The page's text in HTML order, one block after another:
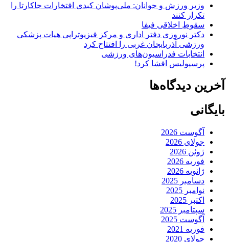
وزیر ورزش و جوانان: ملی‌پوشان کبدی افتخارات جاکارتا را
تکرار کنند
سقوطِ اخلاقی فیفا
دکتر نوروزی دفتر اداری و مرکز فیزیوتراپی هیات پزشکی
ورزشی آذربایجان غربی را افتتاح کرد
انتخابات فدراسیون‌های ورزشی
پرسپولیس افشا کرد!
آخرین دیدگاه‌ها
بایگانی
آگوست 2026
جولای 2026
ژوئن 2026
فوریه 2026
ژانویه 2026
دسامبر 2025
نوامبر 2025
اکتبر 2025
سپتامبر 2025
آگوست 2025
فوریه 2021
جولای 2020